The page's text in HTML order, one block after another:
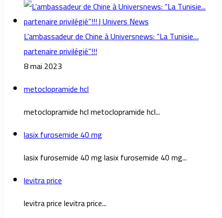
L’ambassadeur de Chine à Universnews: “La Tunisie…
partenaire privilégié”!!!
8 mai 2023
metoclopramide hcl
metoclopramide hcl metoclopramide hcl...
lasix furosemide 40 mg
lasix furosemide 40 mg lasix furosemide 40 mg...
levitra price
levitra price levitra price...